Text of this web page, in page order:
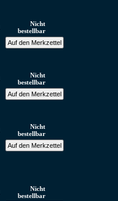
Nicht
bestellbar
Nicht
bestellbar
Nicht
bestellbar
Nicht
bestellbar